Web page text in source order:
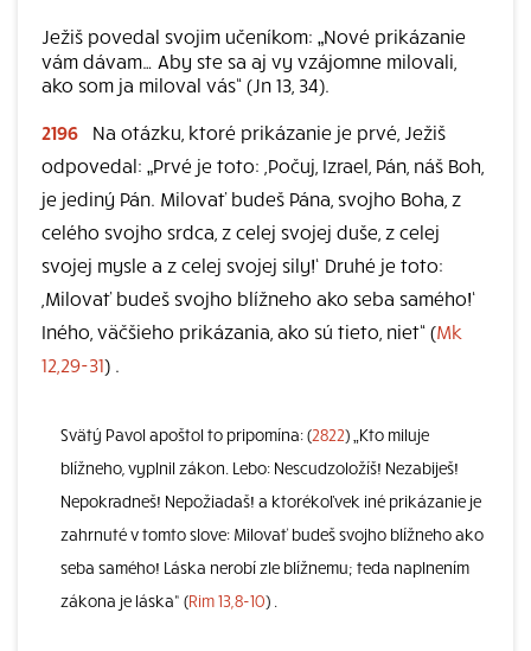
Ježiš povedal svojim učeníkom: „Nové prikázanie
vám dávam… Aby ste sa aj vy vzájomne milovali,
ako som ja miloval vás“ (Jn 13, 34).
2196
Na otázku, ktoré prikázanie je prvé, Ježiš
odpovedal: „Prvé je toto: ,Počuj, Izrael, Pán, náš Boh,
je jediný Pán. Milovať budeš Pána, svojho Boha, z
celého svojho srdca, z celej svojej duše, z celej
svojej mysle a z celej svojej sily!‘ Druhé je toto:
,Milovať budeš svojho blížneho ako seba samého!‘
Iného, väčšieho prikázania, ako sú tieto, niet“ (Mk
12,29-31) .
Svätý Pavol apoštol to pripomína: (2822) „Kto miluje
blížneho, vyplnil zákon. Lebo: Nescudzoložíš! Nezabiješ!
Nepokradneš! Nepožiadaš! a ktorékoľvek iné prikázanie je
zahrnuté v tomto slove: Milovať budeš svojho blížneho ako
seba samého! Láska nerobí zle blížnemu; teda naplnením
zákona je láska“ (Rim 13,8-10) .